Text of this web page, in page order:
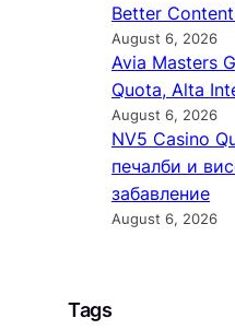
Better
August 6, 2026
Avia Masters
Quota, Alta
August 6, 2026
NV5 Casino
печалби и
забавление
August 6, 2026
Tags